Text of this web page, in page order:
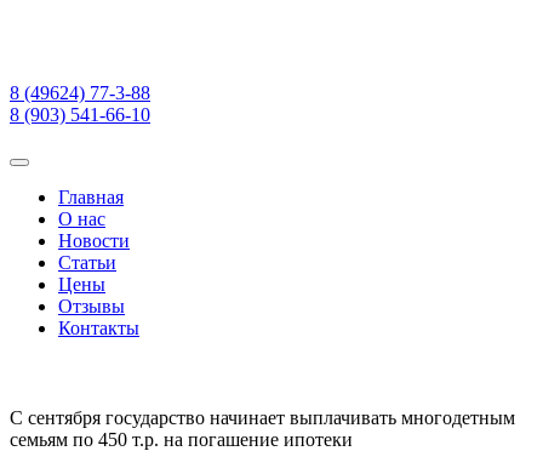
8 (49624) 77-3-88
8 (903) 541-66-10
Главная
О нас
Новости
Статьи
Цены
Отзывы
Контакты
С сентября государство начинает выплачивать многодетным
семьям по 450 т.р. на погашение ипотеки